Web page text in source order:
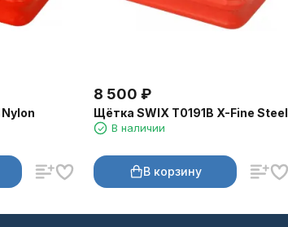
8 500 ₽
Щётка SWIX T0191B X-Fine Steel
В наличии
В корзину